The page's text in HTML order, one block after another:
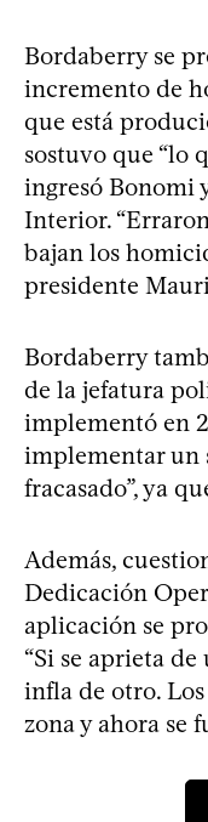
Bordaberry se
incremento de
que está
sostuvo que “lo
ingresó Bonomi
Interior.
bajan los
presidente
Bordaberry
de la jefatura
implementó en
implementar un
fracasado”, ya
Además,
Dedicación
aplicación se
“Si se aprieta
infla de otro.
zona y ahora se